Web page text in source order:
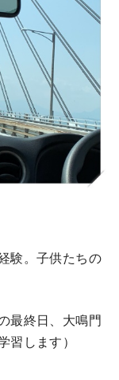
験。子供たちの
最終日、大鳴門
します）